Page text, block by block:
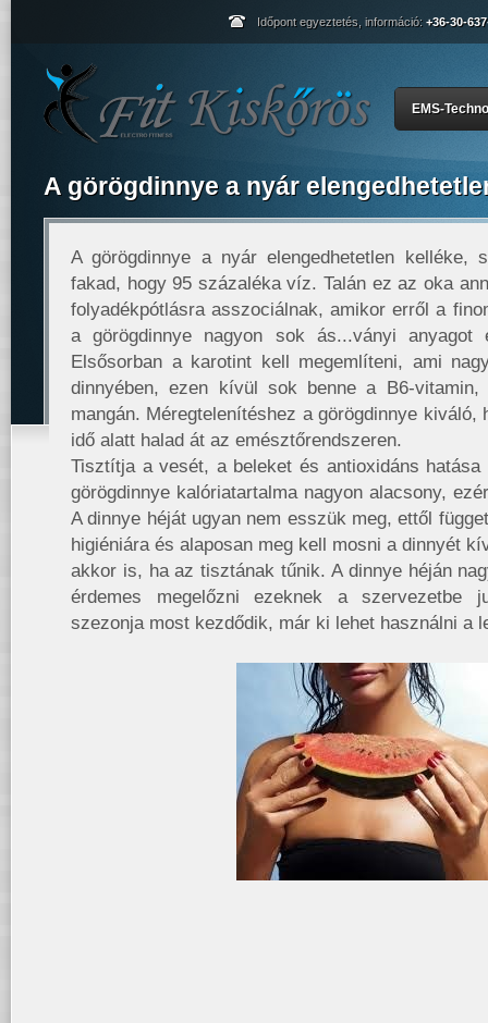
Időpont egyeztetés, információ: +36-30-
EMS-
A görögdinnye a nyár
A görögdinnye a nyár elengedhetetlen kelléke,
fakad, hogy 95 százaléka víz. Talán ez az oka
folyadékpótlásra asszociálnak, amikor erről a
a görögdinnye nagyon sok ás...ványi anyagot
Elsősorban a karotint kell megemlíteni, ami
dinnyében, ezen kívül sok benne a B6-
mangán. Méregtelenítéshez a görögdinnye kiváló,
idő alatt halad át az emésztőrendszeren.
Tisztítja a vesét, a beleket és antioxidáns hatása
görögdinnye kalóriatartalma nagyon alacsony,
A dinnye héját ugyan nem esszük meg, ettől
higiéniára és alaposan meg kell mosni a dinnyét
akkor is, ha az tisztának tűnik. A dinnye héján
érdemes megelőzni ezeknek a szervezetbe
szezonja most kezdődik, már ki lehet használni a